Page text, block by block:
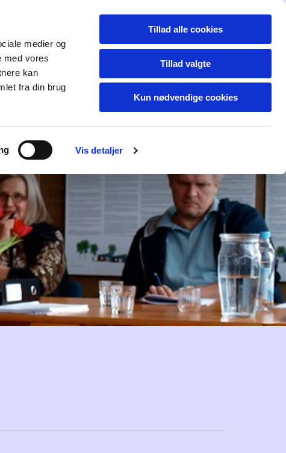
medier og
med vores
kan
fra din brug
Vis detaljer
Tillad alle cookies
Tillad valgte
Kun nødvendige cookies
Mere...